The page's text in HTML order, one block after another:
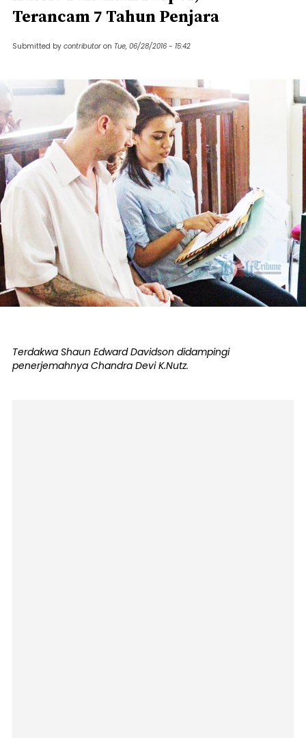
Terancam 7 Tahun Penjara
Submitted by contributor on Tue, 06/28/2016 - 15:42
Terdakwa Shaun Edward Davidson didampingi
penerjemahnya Chandra Devi K.Nutz.